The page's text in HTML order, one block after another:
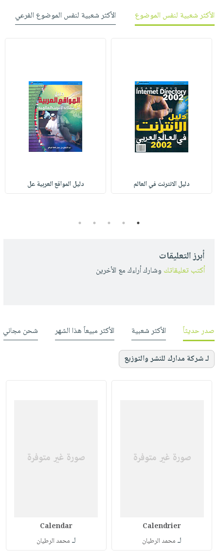
الأكثر شعبية لنفس الموضوع الأكثر شعبية لنفس الموضوع الفرعي
دليل الانترنت في العالم دليل المواقع العربية عل
1
2
3
4
5
أبرز التعليقات
أكتب تعليقاتك وشارك أراءك مع الأخرين
صدر حديثاً الأكثر شعبية الأكثر مبيعاً هذا الشهر شحن مجاني
لـ شركة مدارك للنشر والتوزيع
Calendrier
لـ محمد الرطيان
Calendar
لـ محمد الرطيان